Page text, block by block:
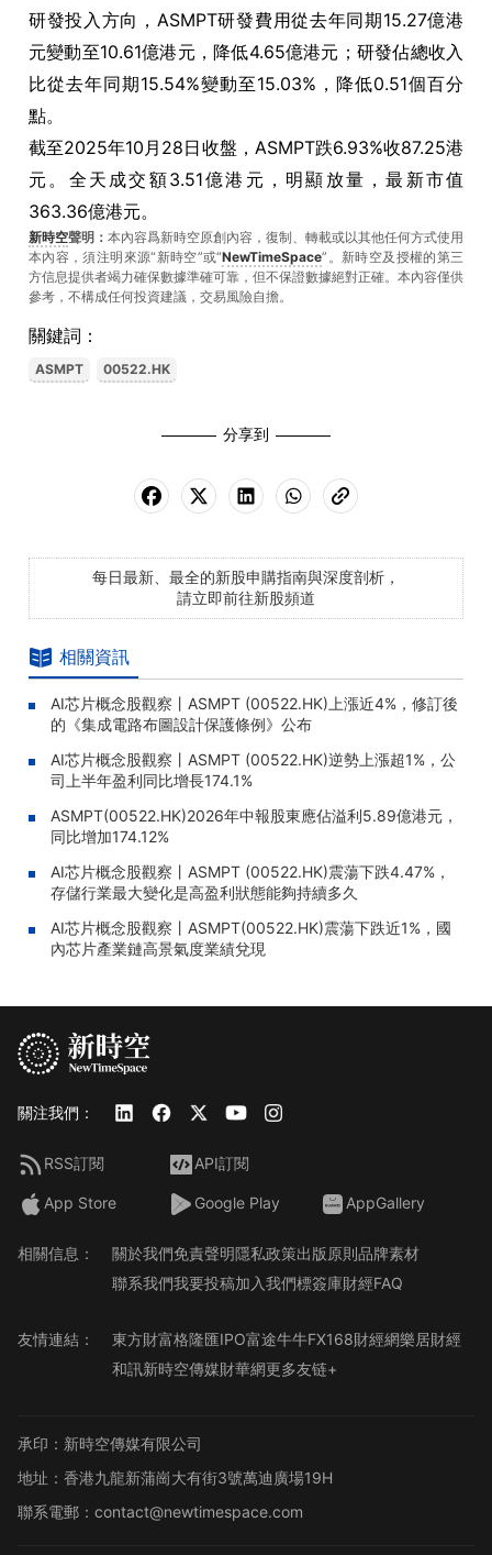
研發投入方向，ASMPT研發費用從去年同期15.27億港
元變動至10.61億港元，降低4.65億港元；研發佔總收入
比從去年同期15.54%變動至15.03%，降低0.51個百分
點。
截至2025年10月28日收盤，ASMPT跌6.93%收87.25港
元。全天成交額3.51億港元，明顯放量，最新市值
363.36億港元。
新時空聲明： 本內容爲新時空原創內容，復制、轉載或以其他任何方式使用
本內容，須注明來源“新時空”或“NewTimeSpace”。新時空及授權的第三
方信息提供者竭力確保數據準確可靠，但不保證數據絕對正確。本內容僅供
參考，不構成任何投資建議，交易風險自擔。
關鍵詞：
ASMPT 00522.HK
分享到
每日最新、最全的新股申購指南與深度剖析，
請立即前往新股頻道
相關資訊
AI芯片概念股觀察丨ASMPT (00522.HK)上漲近4%，修訂後
的《集成電路布圖設計保護條例》公布
AI芯片概念股觀察丨ASMPT (00522.HK)逆勢上漲超1%，公
司上半年盈利同比增長174.1%
ASMPT(00522.HK)2026年中報股東應佔溢利5.89億港元，
同比增加174.12%
AI芯片概念股觀察丨ASMPT (00522.HK)震蕩下跌4.47%，
存儲行業最大變化是高盈利狀態能夠持續多久
AI芯片概念股觀察丨ASMPT(00522.HK)震蕩下跌近1%，國
內芯片產業鏈高景氣度業績兌現
關注我們：
RSS訂閱 API訂閱
App Store Google Play AppGallery
相關信息： 關於我們免責聲明隱私政策出版原則品牌素材
聯系我們我要投稿加入我們標簽庫財經FAQ
友情連結： 東方財富格隆匯IPO富途牛牛FX168財經網樂居財經
和訊新時空傳媒財華網更多友链+
承印：新時空傳媒有限公司
地址：香港九龍新蒲崗大有街3號萬迪廣場19H
聯系電郵：contact@newtimespace.com